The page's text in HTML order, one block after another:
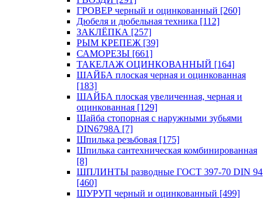
ГРОВЕР черный и оцинкованный [260]
Дюбеля и дюбельная техника [112]
ЗАКЛЁПКА [257]
РЫМ КРЕПЕЖ [39]
САМОРЕЗЫ [661]
ТАКЕЛАЖ ОЦИНКОВАННЫЙ [164]
ШАЙБА плоская черная и оцинкованная
[183]
ШАЙБА плоская увеличенная, черная и
оцинкованная [129]
Шайба стопорная с наружными зубьями
DIN6798A [7]
Шпилька резьбовая [175]
Шпилька сантехническая комбинированная
[8]
ШПЛИНТЫ разводные ГОСТ 397-70 DIN 94
[460]
ШУРУП черный и оцинкованный [499]